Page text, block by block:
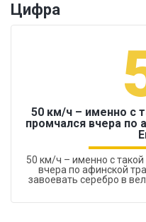
Цифра
50 км/ч – именно с
промчался вчера по
50 км/ч – именно с
вчера по афинской
завоевать серебро в